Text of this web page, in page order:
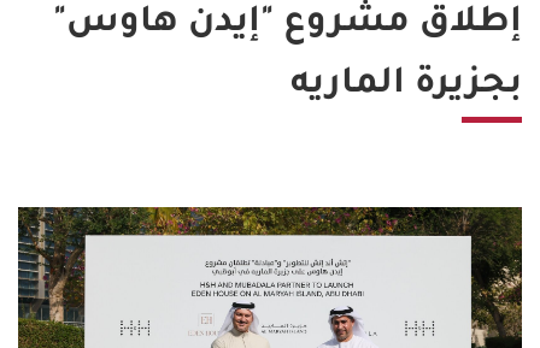
إطلاق مشروع "إيدن هاوس"
بجزيرة الماريه